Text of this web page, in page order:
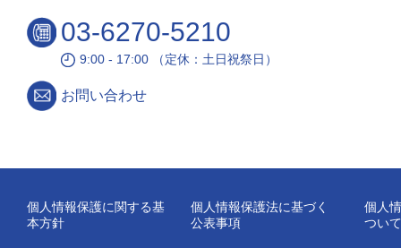
03-6270-5210
9:00 - 17:00 （定休：土日祝祭日）
お問い合わせ
個人情報保護に関する基
本方針
個人情報保護法に基づく
公表事項
個人
ついて